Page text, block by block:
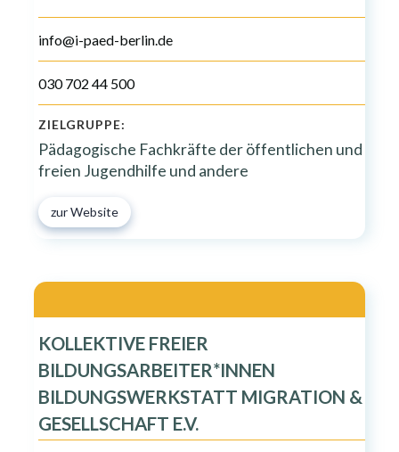
info@i-paed-berlin.de
030 702 44 500
ZIELGRUPPE:
Pädagogische Fachkräfte der öffentlichen und
freien Jugendhilfe und andere
zur Website
KOLLEKTIVE FREIER
BILDUNGSARBEITER*INNEN
BILDUNGSWERKSTATT MIGRATION &
GESELLSCHAFT E.V.